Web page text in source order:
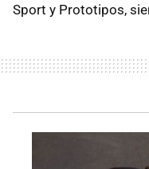
Sport y Prototipos,